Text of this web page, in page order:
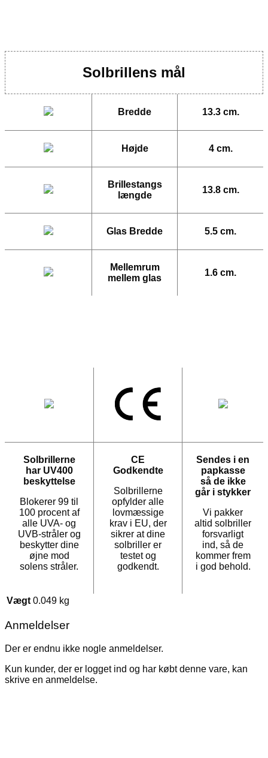
Solbrillens mål
Bredde 13.3 cm.
Højde 4 cm.
Brillestangs
længde
13.8 cm.
Glas Bredde 5.5 cm.
Mellemrum
mellem glas
1.6 cm.
Solbrillerne
har UV400
beskyttelse
Blokerer 99 til
100 procent af
alle UVA- og
UVB-stråler og
beskytter dine
øjne mod
solens stråler.
CE
Godkendte
Solbrillerne
opfylder alle
lovmæssige
krav i EU, der
sikrer at dine
solbriller er
testet og
godkendt.
Sendes i en
papkasse
så de ikke
går i stykker
Vi pakker
altid solbriller
forsvarligt
ind, så de
kommer frem
i god behold.
Vægt 0.049 kg
Anmeldelser
Der er endnu ikke nogle anmeldelser.
Kun kunder, der er logget ind og har købt denne vare, kan
skrive en anmeldelse.